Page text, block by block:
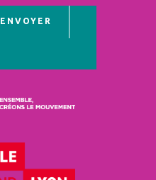
ENVOYER